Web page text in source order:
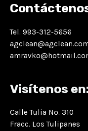
Tel. 993-312-5656
Visítenos
Calle Tulia No. 310
Fracc. Los Tulipanes